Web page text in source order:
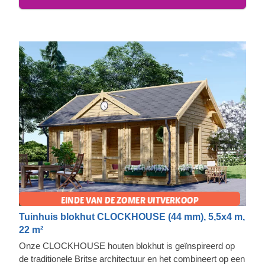
Tuinhuis blokhut CLOCKHOUSE (44 mm), 5,5x4 m,
22 m²
Onze CLOCKHOUSE houten blokhut is geïnspireerd op
de traditionele Britse architectuur en het combineert op een